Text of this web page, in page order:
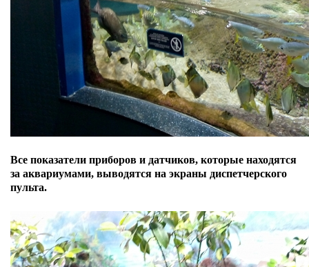
Все показатели приборов и датчиков, которые находятся
за аквариумами, выводятся на экраны диспетчерского
пульта.